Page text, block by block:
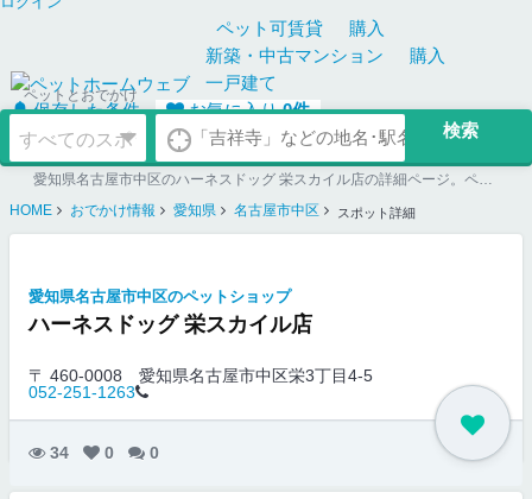
ペット可賃貸
購入
新築・中古マンション
購入
一戸建て
保存した条件
お気に入り0件
ペットとおでかけ
愛知県名古屋市中区のハーネスドッグ 栄スカイル店の詳細ページ。ペット同伴可のお店探しならペットホームウェブ。ペット可賃貸のお部屋探し、ペット可マンション購入のご検討時にもご利用ください。
HOME
おでかけ情報 愛知県 名古屋市中区 スポット詳細
愛知県名古屋市中区のペットショップ
ハーネスドッグ 栄スカイル店
〒 460-0008
愛知県名古屋市中区栄3丁目4-5
052-251-1263
34 0 0